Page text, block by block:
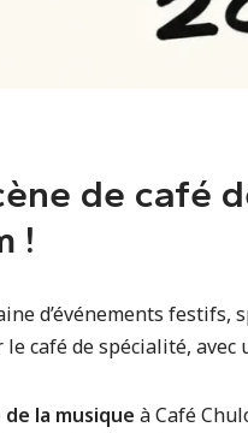
de café
!
d’événements
le café de spécialité,
la musique à Café